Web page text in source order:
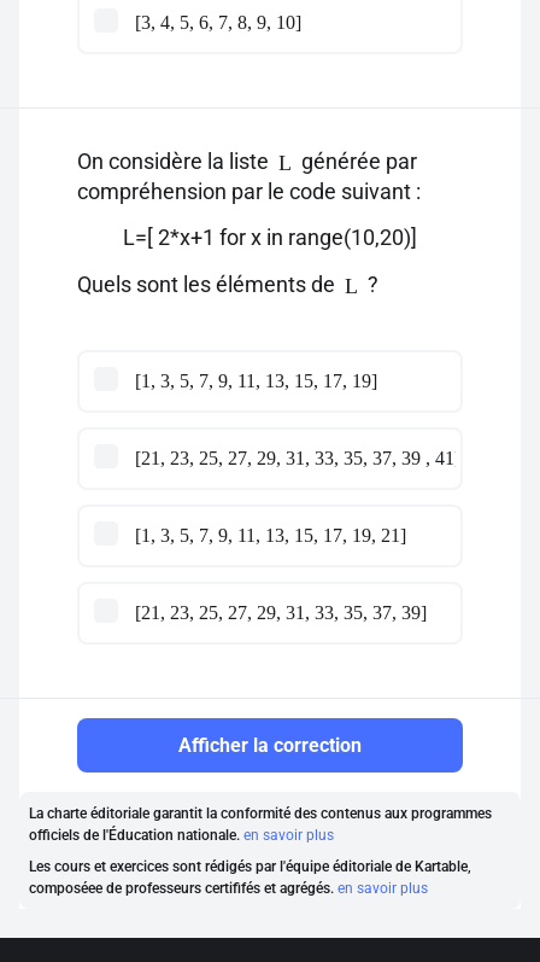
[3, 4, 5, 6, 7, 8, 9, 10]
On considère la liste L générée par
compréhension par le code suivant :
L=[ 2*x+1 for x in range(10,20)]
Quels sont les éléments de L ?
[1, 3, 5, 7, 9, 11, 13, 15, 17, 19]
[21, 23, 25, 27, 29, 31, 33, 35, 37, 39 , 41]
[1, 3, 5, 7, 9, 11, 13, 15, 17, 19, 21]
[21, 23, 25, 27, 29, 31, 33, 35, 37, 39]
Afficher la correction
La charte éditoriale garantit la conformité des contenus aux programmes
officiels de l'Éducation nationale. en savoir plus
Les cours et exercices sont rédigés par l'équipe éditoriale de Kartable,
composéee de professeurs certififés et agrégés. en savoir plus